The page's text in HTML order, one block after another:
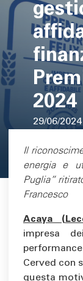
2024
29/06/2024
Area di testo
Il
energia e
Puglia”
Francesco
Acaya
impresa
Cerved con
questa